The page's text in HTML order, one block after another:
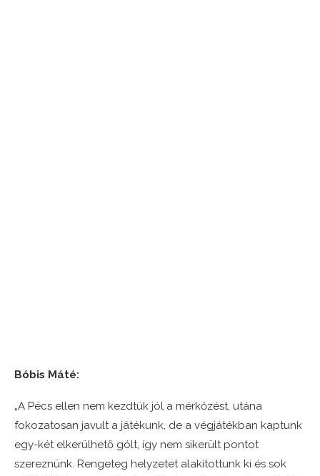
Bóbis Máté:
„A Pécs ellen nem kezdtük jól a mérkőzést, utána
fokozatosan javult a játékunk, de a végjátékban kaptunk
egy-két elkerülhető gólt, így nem sikerült pontot
szereznünk. Rengeteg helyzetet alakítottunk ki és sok